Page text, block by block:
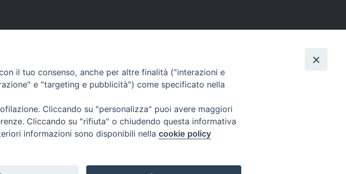
& Info
50 – 00165 Roma
Credits
Privacy Policy
il tuo consenso, anche per altre finalità ("interazioni e
e "targeting e pubblicità") come specificato nella
Cliccando su "personalizza" puoi avere maggiori
Cliccando su "rifiuta" o chiudendo questa informativa
informazioni sono disponibili nella cookie policy